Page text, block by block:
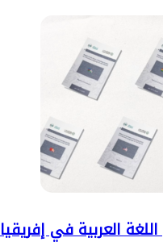
العربية في